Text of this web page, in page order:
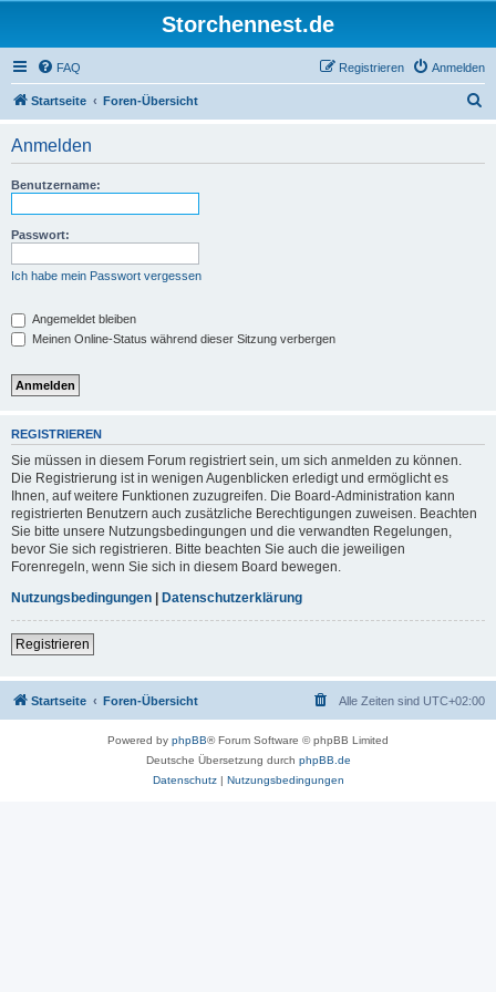
Storchennest.de
FAQ Anmelden
Registrieren
Startseite Foren-Übersicht
Anmelden
Benutzername:
Passwort:
Ich habe mein Passwort vergessen
Angemeldet bleiben
Meinen Online-Status während dieser Sitzung verbergen
REGISTRIEREN
Sie müssen in diesem Forum registriert sein, um sich anmelden zu können.
Die Registrierung ist in wenigen Augenblicken erledigt und ermöglicht es
Ihnen, auf weitere Funktionen zuzugreifen. Die Board-Administration kann
registrierten Benutzern auch zusätzliche Berechtigungen zuweisen. Beachten
Sie bitte unsere Nutzungsbedingungen und die verwandten Regelungen,
bevor Sie sich registrieren. Bitte beachten Sie auch die jeweiligen
Forenregeln, wenn Sie sich in diesem Board bewegen.
Nutzungsbedingungen | Datenschutzerklärung
Registrieren
Startseite Foren-Übersicht Alle Zeiten sind UTC+02:00
Powered by phpBB® Forum Software © phpBB Limited
Deutsche Übersetzung durch phpBB.de
Datenschutz| Nutzungsbedingungen